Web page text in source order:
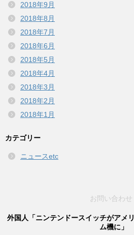
2018年9月
2018年8月
2018年7月
2018年6月
2018年5月
2018年4月
2018年3月
2018年2月
2018年1月
カテゴリー
ニュースetc
お問い合わせ
外国人「ニンテンドースイッチがアメ
ム機に」